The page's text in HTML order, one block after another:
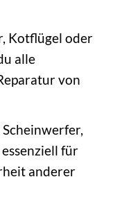
Kotflügel oder
alle
von
für
anderer